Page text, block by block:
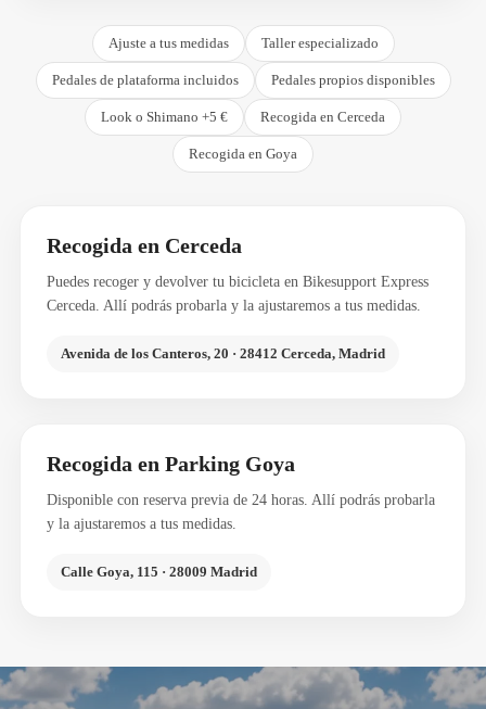
Ajuste a tus medidas Taller especializado
Pedales de plataforma incluidos Pedales propios disponibles
Look o Shimano +5 € Recogida en Cerceda
Recogida en Goya
Recogida en Cerceda
Puedes recoger y devolver tu bicicleta en Bikesupport Express
Cerceda. Allí podrás probarla y la ajustaremos a tus medidas.
Avenida de los Canteros, 20 · 28412 Cerceda, Madrid
Recogida en Parking Goya
Disponible con reserva previa de 24 horas. Allí podrás probarla
y la ajustaremos a tus medidas.
Calle Goya, 115 · 28009 Madrid